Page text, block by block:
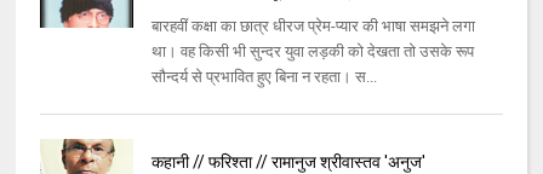
बारहवीं कक्षा का छात्र धीरज प्रेम-प्यार की भाषा समझने लगा
था। वह किसी भी सुन्दर युवा लड़की को देखता तो उसके रूप
सौन्दर्य से प्रभावित हुए बिना न रहता। स...
कहानी // फरिश्ता // रामानुज श्रीवास्तव 'अनुज'